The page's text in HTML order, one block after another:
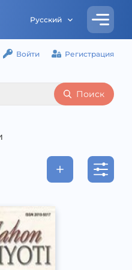
Русский
Войти Регистрация
Поиск